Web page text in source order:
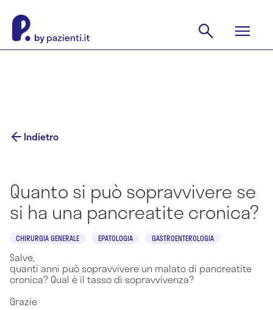
Indietro
Quanto si può sopravvivere se
si ha una pancreatite cronica?
CHIRURGIA GENERALE EPATOLOGIA GASTROENTEROLOGIA
Salve,
quanti anni può sopravvivere un malato di pancreatite
cronica? Qual è il tasso di sopravvivenza?
Grazie